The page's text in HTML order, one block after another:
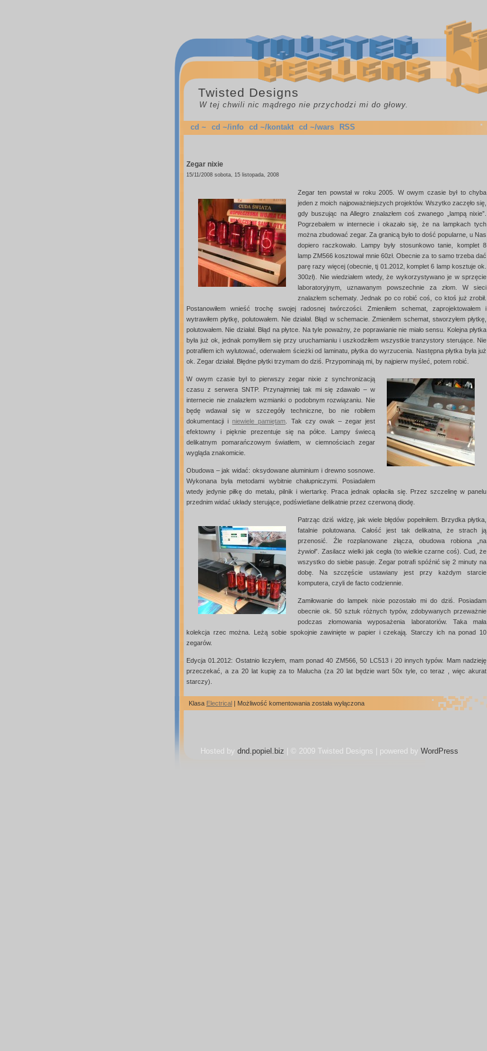
Twisted Designs
W tej chwili nic mądrego nie przychodzi mi do głowy.
cd ~ cd ~/info cd ~/kontakt cd ~/wars RSS
Zegar nixie
15/11/2008 sobota, 15 listopada, 2008
Zegar ten powstał w roku 2005. W owym czasie był to chyba
jeden z moich najpoważniejszych projektów. Wszytko zaczęło się,
gdy buszując na Allegro znalazłem coś zwanego „lampą nixie”.
Pogrzebałem w internecie i okazało się, że na lampkach tych
można zbudować zegar. Za granicą było to dość popularne, u Nas
dopiero raczkowało. Lampy były stosunkowo tanie, komplet 8
lamp ZM566 kosztował mnie 60zł. Obecnie za to samo trzeba dać
parę razy więcej (obecnie, tj 01.2012, komplet 6 lamp kosztuje ok.
300zł). Nie wiedziałem wtedy, że wykorzystywano je w sprzęcie
laboratoryjnym, uznawanym powszechnie za złom. W sieci
znalazłem schematy. Jednak po co robić coś, co ktoś już zrobił.
Postanowiłem wnieść trochę swojej radosnej twórczości. Zmieniłem schemat, zaprojektowałem i
wytrawiłem płytkę, polutowałem. Nie działał. Błąd w schemacie. Zmieniłem schemat, stworzyłem płytkę,
polutowałem. Nie działał. Błąd na płytce. Na tyle poważny, że poprawianie nie miało sensu. Kolejna płytka
była już ok, jednak pomyliłem się przy uruchamianiu i uszkodziłem wszystkie tranzystory sterujące. Nie
potrafiłem ich wylutować, oderwałem ścieżki od laminatu, płytka do wyrzucenia. Następna płytka była już
ok. Zegar działał. Błędne płytki trzymam do dziś. Przypominają mi, by najpierw myśleć, potem robić.
W owym czasie był to pierwszy zegar nixie z synchronizacją
czasu z serwera SNTP. Przynajmniej tak mi się zdawało – w
internecie nie znalazłem wzmianki o podobnym rozwiązaniu. Nie
będę wdawał się w szczegóły techniczne, bo nie robiłem
dokumentacji iniewiele pamiętam . Tak czy owak – zegar jest
efektowny i pięknie prezentuje się na półce. Lampy świecą
delikatnym pomarańczowym światłem, w ciemnościach zegar
wygląda znakomicie.
Obudowa – jak widać: oksydowane aluminium i drewno sosnowe.
Wykonana była metodami wybitnie chałupniczymi. Posiadałem
wtedy jedynie piłkę do metalu, pilnik i wiertarkę. Praca jednak opłaciła się. Przez szczelinę w panelu
przednim widać układy sterujące, podświetlane delikatnie przez czerwoną diodę.
Patrząc dziś widzę, jak wiele błędów popełniłem. Brzydka płytka,
fatalnie polutowana. Całość jest tak delikatna, że strach ją
przenosić. Źle rozplanowane złącza, obudowa robiona „na
żywioł”. Zasilacz wielki jak cegła (to wielkie czarne coś). Cud, że
wszystko do siebie pasuje. Zegar potrafi spóźnić się 2 minuty na
dobę. Na szczęście ustawiany jest przy każdym starcie
komputera, czyli de facto codziennie.
Zamiłowanie do lampek nixie pozostało mi do dziś. Posiadam
obecnie ok. 50 sztuk różnych typów, zdobywanych przeważnie
podczas złomowania wyposażenia laboratoriów. Taka mała
kolekcja rzec można. Leżą sobie spokojnie zawinięte w papier i czekają. Starczy ich na ponad 10
zegarów.
Edycja 01.2012: Ostatnio liczyłem, mam ponad 40 ZM566, 50 LC513 i 20 innych typów. Mam nadzieję
przeczekać, a za 20 lat kupię za to Malucha (za 20 lat będzie wart 50x tyle, co teraz , więc akurat
starczy).
Klasa Electrical | Możliwość komentowania Zegar
została wyłączona
Hosted by dnd.popiel.biz | © 2009 Twisted Designs | powered by WordPress